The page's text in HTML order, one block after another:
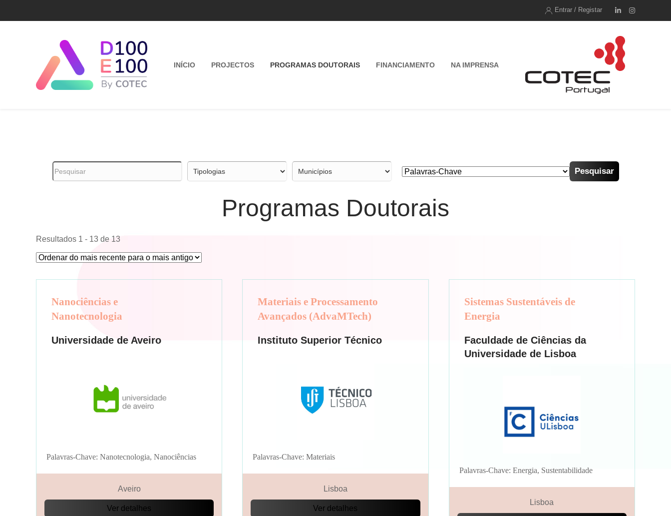
Entrar / Registar
INÍCIO PROJECTOS PROGRAMAS DOUTORAIS FINANCIAMENTO NA IMPRENSA
Pesquisar
Programas Doutorais
Resultados 1 - 13 de 13
Nanociências e
Nanotecnologia
Universidade de Aveiro
Palavras-Chave: Nanotecnologia, Nanociências
Aveiro
Ver detalhes
Materiais e Processamento
Avançados (AdvaMTech)
Instituto Superior Técnico
Palavras-Chave: Materiais
Lisboa
Ver detalhes
Sistemas Sustentáveis de
Energia
Faculdade de Ciências da
Universidade de Lisboa
Palavras-Chave: Energia, Sustentabilidade
Lisboa